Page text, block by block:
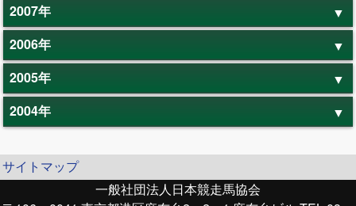
2007年
2006年
2005年
2004年
サイトマップ
一般社団法人日本競走馬協会